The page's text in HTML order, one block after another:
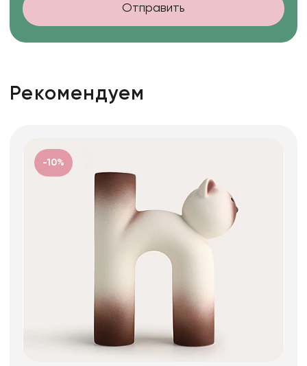
Отправить
Рекомендуем
-10%